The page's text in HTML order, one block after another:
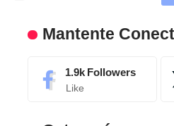
Mantente
1.9k Followers
Like